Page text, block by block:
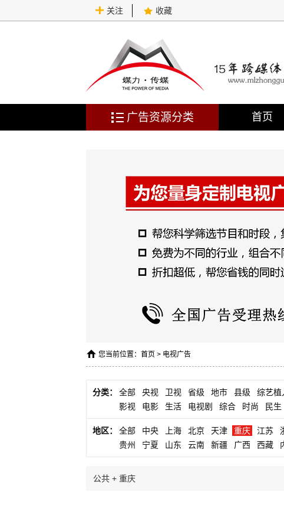
关注 收藏
广告资源分类 首页
您当前位置： 首页 > 电视广告
分类： 全部 央视 卫视 省级 地市 县级 综艺植
影视
电影 生活 电视剧 综合 时尚 民生
地区： 全部 中央 上海 北京 天津 重庆 江苏
贵州
宁夏 山东 云南 新疆 广西 西藏
公共 + 重庆